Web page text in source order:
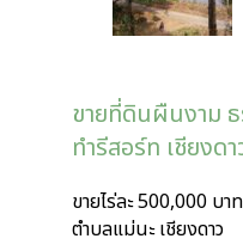
ขายที่ดินผืนงาม ธ
ทำรีสอร์ท เชียงดา
ขายไร่ละ 500,000 บาท
ตำบลแม่นะ เชียงดาว